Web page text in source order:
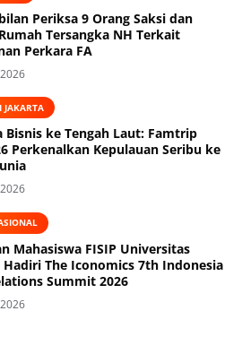
Periksa 9 Orang Saksi dan
Tersangka NH Terkait
Perkara FA
JAKARTA
Bisnis ke Tengah Laut: Famtrip
Perkenalkan Kepulauan Seribu ke
Mahasiswa FISIP Universitas
Hadiri The Iconomics 7th Indonesia
Summit 2026